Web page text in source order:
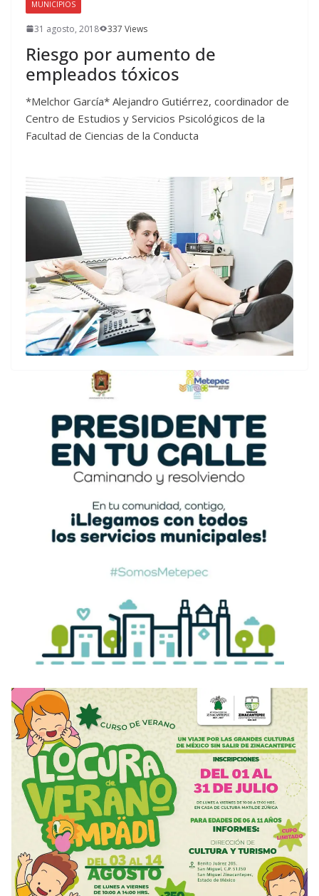
MUNICIPIOS
31 agosto, 2018 337 Views
Riesgo por aumento de
empleados tóxicos
*Melchor García* Alejandro Gutiérrez, coordinador de
Centro de Estudios y Servicios Psicológicos de la
Facultad de Ciencias de la Conducta